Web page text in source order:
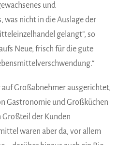
und
was nicht in die Auslage der
gelangt”, so
Neue, frisch für die gute
Großabnehmer ausgerichtet,
Gastronomie und Großküchen
Großteil der Kunden
waren aber da, vor allem